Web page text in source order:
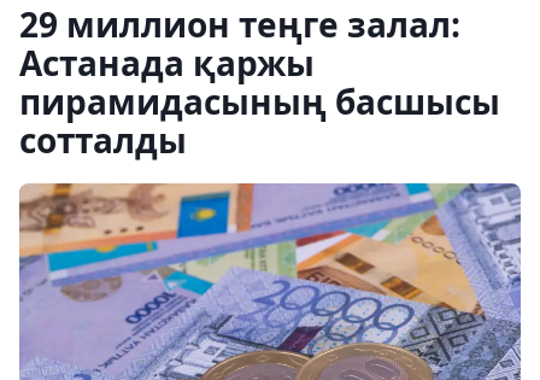
29 миллион теңге залал:
Астанада қаржы
пирамидасының басшысы
сотталды